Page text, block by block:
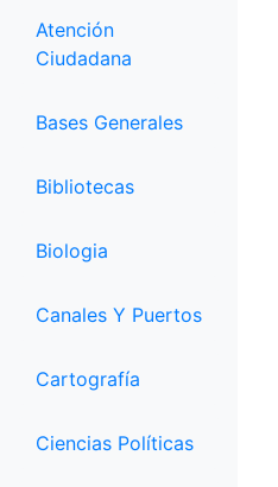
Atención
Ciudadana
Bases Generales
Bibliotecas
Biologia
Canales Y Puertos
Cartografía
Ciencias Políticas